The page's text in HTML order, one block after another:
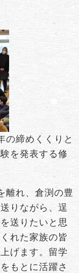
の締めくくりと
を発表する修
離れ、倉渕の豊
りながら、逞
送りたいと思
れた家族の皆
げます。留学
もとに活躍さ